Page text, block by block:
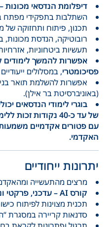
דיפלומת הנדסאי
השתלבות בתפקידי מפתח
תכנון, פיתוח ותחזוקה של
רובוטיקה, הנדסת
תעשיות ביטחוניות,
אפשרות להמשך לימודים
פסיכומטרי, במסלולים
אפשרות להשלמת תואר
(באוניברסיטת בר אילן).
בוגרי לימודי הנדסאים
של עד כ-40 נקודות
עם פטורים אקדמיים
האקדמי.
יתרונות ייחודיים
מרצים מהתעשייה
קורס AI – עדכני, פרקטי ונדרש בשוק העבודה.
תכנית מצוינות לפיתוח
סדנאות קריירה במסגרת